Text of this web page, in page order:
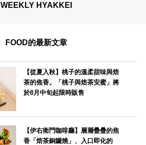
WEEKLY HYAKKEI
FOOD的最新文章
【從夏入秋】桃子的溫柔甜味與焙
茶的焦香。「桃子與焙茶安蜜」將
於8月中旬起限時販售
【伊右衛門咖啡廳】層層疊疊的焦
香「焙茶銅鑼燒」、入口即化的